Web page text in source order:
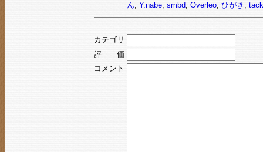
ん, Y.nabe, smbd, Overleo, ひがき ,
カテゴリ
評 価
コメント